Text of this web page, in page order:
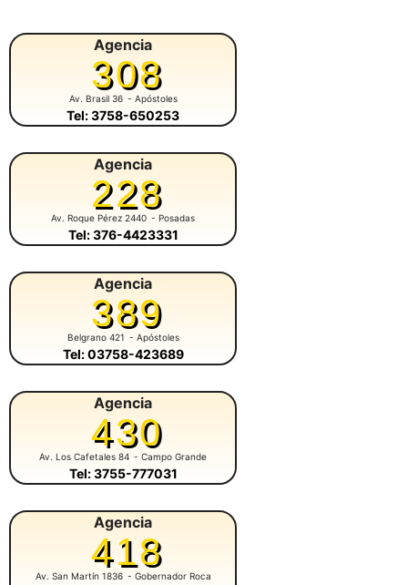
Agencia
308
Av. Brasil 36 - Apóstoles
Tel: 3758-650253
Agencia
228
Av. Roque Pérez 2440 - Posadas
Tel: 376-4423331
Agencia
389
Belgrano 421 - Apóstoles
Tel: 03758-423689
Agencia
430
Av. Los Cafetales 84 - Campo Grande
Tel: 3755-777031
Agencia
418
Av. San Martín 1836 - Gobernador Roca